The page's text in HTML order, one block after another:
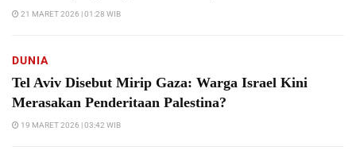
21 MARET 2026 | 01:28 WIB
DUNIA
Tel Aviv Disebut Mirip Gaza: Warga Israel Kini
Merasakan Penderitaan Palestina?
19 MARET 2026 | 03:42 WIB